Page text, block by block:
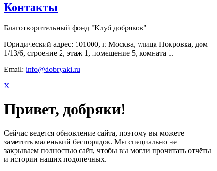
Контакты
Благотворительный фонд "Клуб добряков"
Юридический адрес: 101000, г. Москва, улица Покровка, дом
1/13/6, строение 2, этаж 1, помещение 5, комната 1.
Email: info@dobryaki.ru
X
Привет, добряки!
Сейчас ведется обновление сайта, поэтому вы можете
заметить маленький беспорядок. Мы специально не
закрываем полностью сайт, чтобы вы могли прочитать отчёты
и истории наших подопечных.